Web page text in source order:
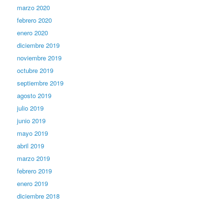
marzo 2020
febrero 2020
enero 2020
diciembre 2019
noviembre 2019
octubre 2019
septiembre 2019
agosto 2019
julio 2019
junio 2019
mayo 2019
abril 2019
marzo 2019
febrero 2019
enero 2019
diciembre 2018